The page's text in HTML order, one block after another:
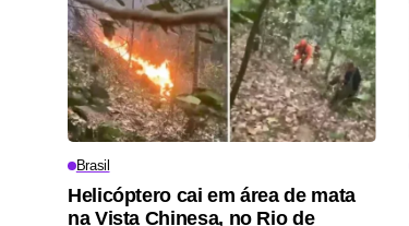
Brasil
Helicóptero cai em área de mata
na Vista Chinesa, no Rio de